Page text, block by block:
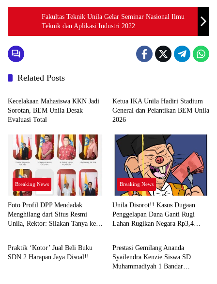
Fakultas Teknik Unila Gelar Seminar Nasional Ilmu
Teknik dan Aplikasi Industri 2022
Related Posts
Pendidikan
Kecelakaan Mahasiswa KKN Jadi
Sorotan, BEM Unila Desak
Evaluasi Total
Ketua IKA Unila Hadiri Stadium
General dan Pelantikan BEM Unila
2026
Breaking News
Foto Profil DPP Mendadak
Menghilang dari Situs Resmi
Unila, Rektor: Silakan Tanya ke
Breaking News
Unila Disorot!! Kasus Dugaan
Penggelapan Dana Ganti Rugi
Lahan Rugikan Negara Rp3,4
Bandarlampung
Praktik ‘Kotor’ Jual Beli Buku
SDN 2 Harapan Jaya Disoal!!
Pendidikan
Prestasi Gemilang Ananda
Syailendra Kenzie Siswa SD
Muhammadiyah 1 Bandar